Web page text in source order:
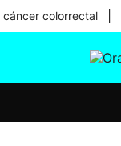
colorrectal